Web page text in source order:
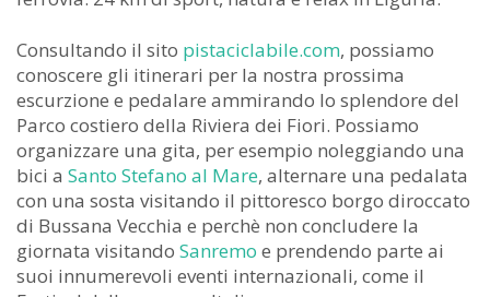
Consultando il sito pistaciclabile.com, possiamo
conoscere gli itinerari per la nostra prossima
escurzione e pedalare ammirando lo splendore del
Parco costiero della Riviera dei Fiori. Possiamo
organizzare una gita, per esempio noleggiando una
bici a Santo Stefano al Mare, alternare una pedalata
con una sosta visitando il pittoresco borgo diroccato
di Bussana Vecchia e perchè non concludere la
giornata visitando Sanremo e prendendo parte ai
suoi innumerevoli eventi internazionali, come il